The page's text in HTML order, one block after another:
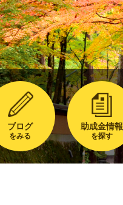
ブログ
をみる
助成金情報
を探す